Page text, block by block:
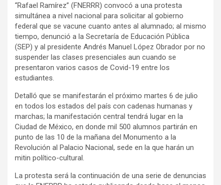
“Rafael Ramírez” (FNERRR) convocó a una protesta
simultánea a nivel nacional para solicitar al gobierno
federal que se vacune cuanto antes al alumnado; al mismo
tiempo, denunció a la Secretaría de Educación Pública
(SEP) y al presidente Andrés Manuel López Obrador por no
suspender las clases presenciales aun cuando se
presentaron varios casos de Covid-19 entre los
estudiantes.
Detalló que se manifestarán el próximo martes 6 de julio
en todos los estados del país con cadenas humanas y
marchas; la manifestación central tendrá lugar en la
Ciudad de México, en donde mil 500 alumnos partirán en
punto de las 10 de la mañana del Monumento a la
Revolución al Palacio Nacional, sede en la que harán un
mitin político-cultural.
La protesta será la continuación de una serie de denuncias